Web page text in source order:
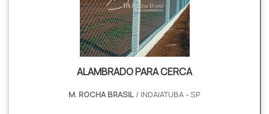
ALAMBRADO PARA CERCA
M. ROCHA BRASIL / INDAIATUBA - SP